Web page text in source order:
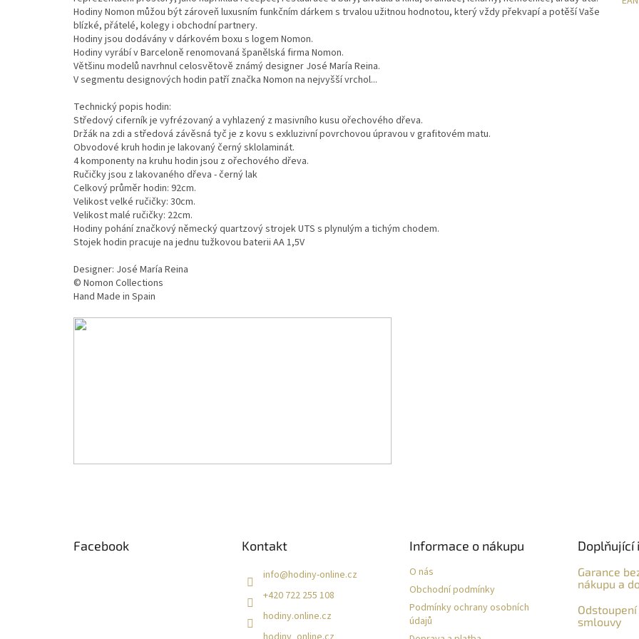
Hodiny Nomon můžou být zároveň luxusním funkčním dárkem s trvalou užitnou hodnotou, který vždy překvapí a potěší Vaše
blízké, přátelé, kolegy i obchodní partnery.
Hodiny jsou dodávány v dárkovém boxu s logem Nomon.
Hodiny vyrábí v Barceloně renomovaná španělská firma Nomon.
Většinu modelů navrhnul celosvětově známý designer José María Reina.
V segmentu designových hodin patří značka Nomon na nejvyšší vrchol...
Technický popis hodin:
Středový ciferník je vyfrézovaný a vyhlazený z masivního kusu ořechového dřeva.
Držák na zdi a středová závěsná tyč je z kovu s exkluzivní povrchovou úpravou v grafitovém matu.
Obvodové kruh hodin je lakovaný černý sklolaminát.
4 komponenty na kruhu hodin jsou z ořechového dřeva.
Ručičky jsou z lakovaného dřeva - černý lak
Celkový průměr hodin: 92cm.
Velikost velké ručičky: 30cm.
Velikost malé ručičky: 22cm.
Hodiny pohání značkový německý quartzový strojek UTS s plynulým a tichým chodem.
Stojek hodin pracuje na jednu tužkovou baterii AA 1,5V
Designer: José María Reina
© Nomon Collections
Hand Made in Spain
Facebook Kontakt
info@hodiny-online.cz
+420 722 255 108
hodiny.online.cz
Informace o nákupu
O nás
Obchodní podmínky
Podmínky ochrany osobních
údajů
Doplňující
Garance
nákupu a
smlouvy